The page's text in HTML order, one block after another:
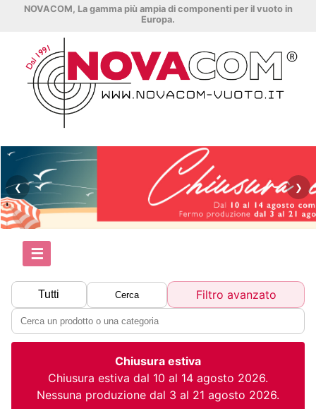
NOVACOM, La gamma più ampia di componenti per il vuoto in
Europa.
❮ ❯
☰
Tutti Cerca Filtro avanzato
Chiusura estiva
Chiusura estiva dal 10 al 14 agosto 2026.
Nessuna produzione dal 3 al 21 agosto 2026.